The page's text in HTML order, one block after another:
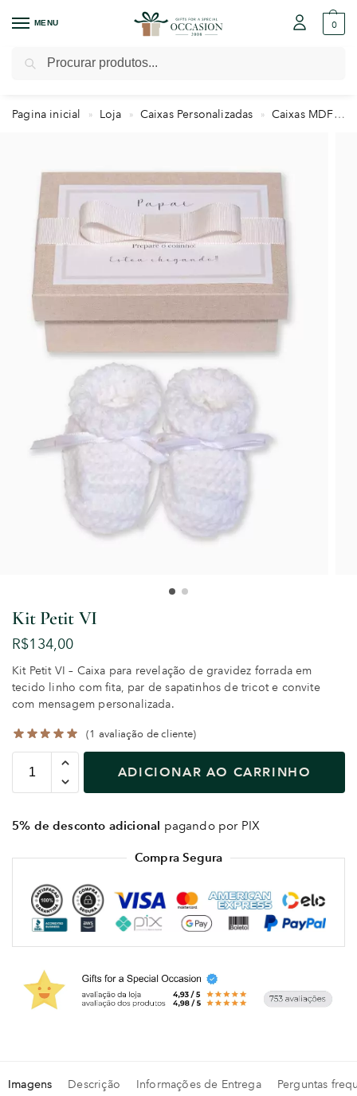
MENU 0
Pagina inicial » Loja » Caixas Personalizadas » Caixas MDF
Kit Petit VI
R$134,00
Kit Petit VI – Caixa para revelação de gravidez forrada em
tecido linho com fita, par de sapatinhos de tricot e convite
com mensagem personalizada.
(1 avaliação de cliente)
ADICIONAR AO CARRINHO
5% de desconto adicional pagando por PIX
Compra Segura
Imagens Descrição Informações de Entrega Perguntas